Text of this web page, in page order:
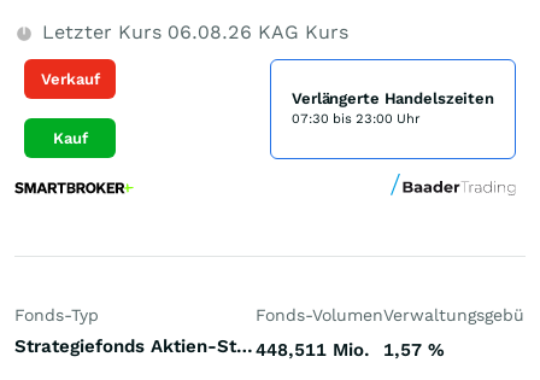
Letzter Kurs 06.08.26 KAG Kurs
Verkauf
Kauf
Verlängerte Handelszeiten
07:30 bis 23:00 Uhr
Fonds-Typ
Strategiefonds Aktien-Strategie Event Driven Welt
Fonds-Volumen
448,511 Mio. 1,57 %